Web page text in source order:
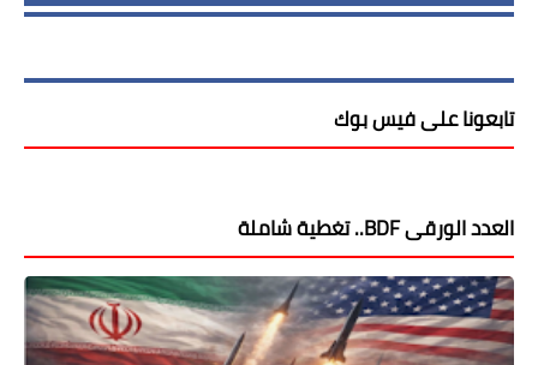
تابعونا على فيس بوك
العدد الورقى BDF.. تغطية شاملة